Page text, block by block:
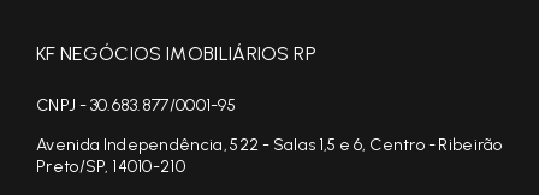
KF NEGÓCIOS IMOBILIÁRIOS RP
CNPJ - 30.683.877/0001-95
Avenida Independência, 522 - Salas 1,5 e 6, Centro - Ribeirão
Preto/SP, 14010-210